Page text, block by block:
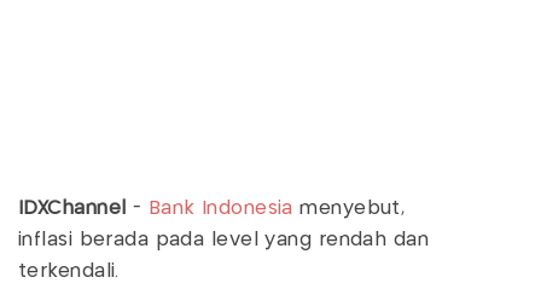
IDXChannel - Bank Indonesia menyebut,
inflasi berada pada level yang rendah dan
terkendali.